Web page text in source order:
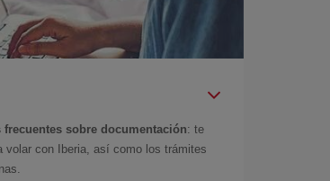
frecuentes sobre documentación: te
volar con Iberia, así como los trámites